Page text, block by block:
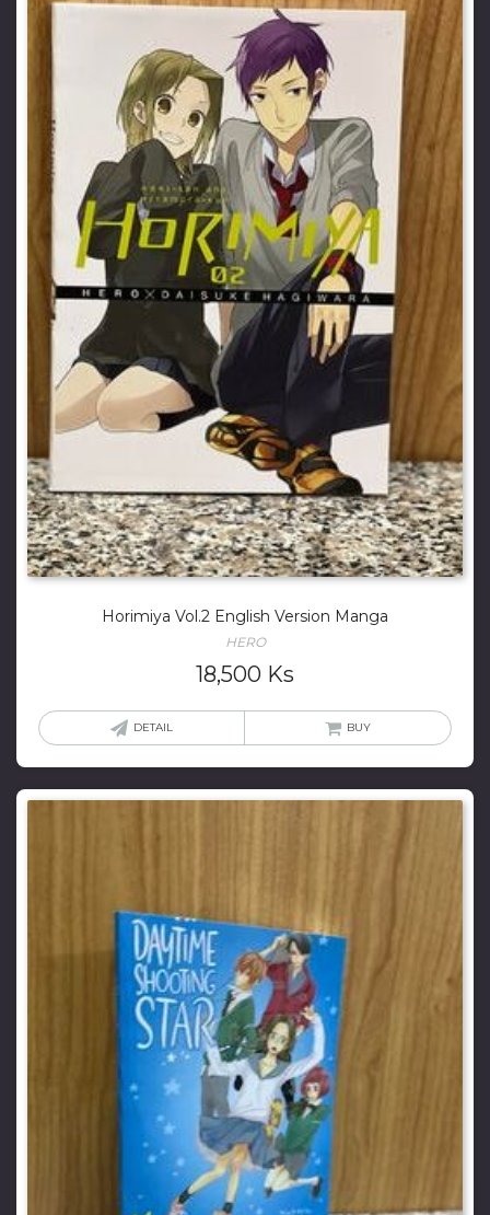
Horimiya Vol.2 English Version Manga
HERO
18,500 Ks
DETAIL BUY